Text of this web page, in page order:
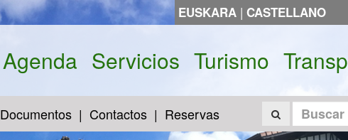
EUSKARA | CASTELLANO
Agenda Servicios Turismo
Documentos Contactos Reservas